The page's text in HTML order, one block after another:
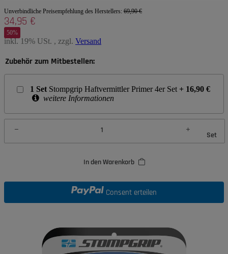
Unverbindliche Preisempfehlung des Herstellers: 69,90 €
34,95 €
50%
inkl. 19% USt. , zzgl. Versand
Zubehör zum Mitbestellen:
1 Set Stompgrip Haftvermittler Primer 4er Set + 16,90 €
weitere Informationen
Set
In den Warenkorb
Consent erteilen